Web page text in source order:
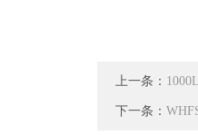
上一条：
下一条：